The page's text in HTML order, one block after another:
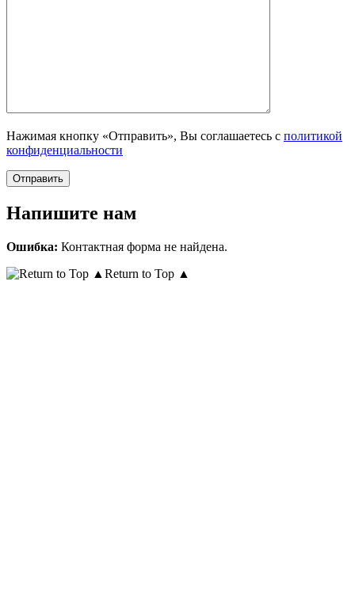
Нажимая кнопку «Отправить», Вы соглашаетесь с политикой
конфиденциальности
Напишите нам
Ошибка: Контактная форма не найдена.
Return to Top ▲